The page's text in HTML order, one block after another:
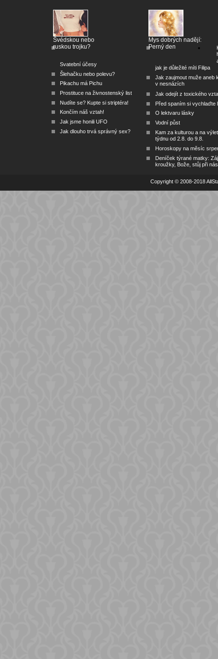
Švédskou nebo
ruskou trojku?
Svatební účesy
Šlehačku nebo polevu?
Pikachu má Pichu
Prostituce na živnostenský list
Nudíte se? Kupte si striptéra!
Končím náš vztah!
Jak jsme honili UFO
Jak dlouho trvá správný sex?
Mys dobrých nadějí:
Perný den
jak je důležité míti Filipa
Jak zaujmout muže aneb
v nesnázích
Jak odejít z toxického
Před spaním si vychlaďte
O lektvaru lásky
Vodní půst
Kam za kulturou a na
týdnu od 2.8. do 9.8.
Horoskopy na měsíc
Deníček týrané matky:
kroužky, Bože, stůj při nás
Copyright © 2008-2018